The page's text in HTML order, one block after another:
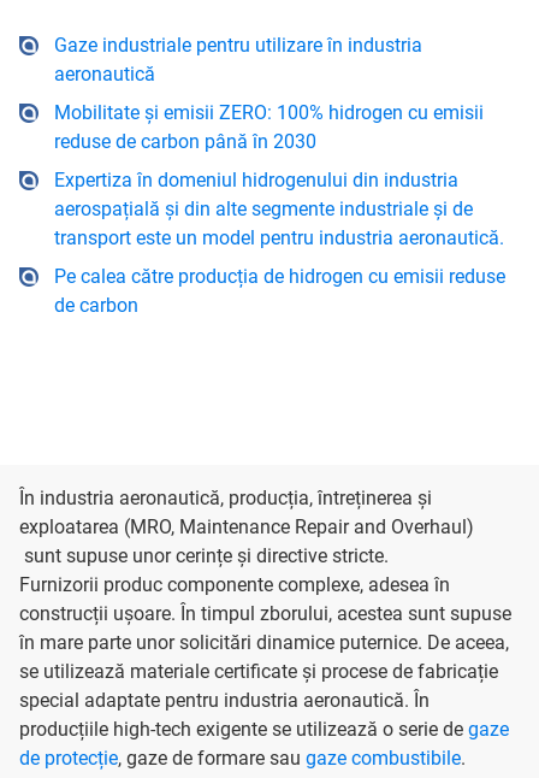
Gaze industriale pentru utilizare în industria
aeronautică
Mobilitate și emisii ZERO: 100% hidrogen cu emisii
reduse de carbon până în 2030
Expertiza în domeniul hidrogenului din industria
aerospațială și din alte segmente industriale și de
transport este un model pentru industria aeronautică.
Pe calea către producția de hidrogen cu emisii reduse
de carbon
În industria aeronautică, producția, întreținerea și
exploatarea (MRO, Maintenance Repair and Overhaul)
sunt supuse unor cerințe și directive stricte.
Furnizorii produc componente complexe, adesea în
construcții ușoare. În timpul zborului, acestea sunt supuse
în mare parte unor solicitări dinamice puternice. De aceea,
se utilizează materiale certificate și procese de fabricație
special adaptate pentru industria aeronautică. În
producțiile high-tech exigente se utilizează o serie de gaze
de protecție, gaze de formare sau gaze combustibile.